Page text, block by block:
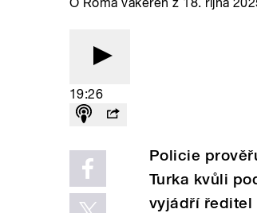
19:26
Policie
Turka kvůli
vyjádří ředitel